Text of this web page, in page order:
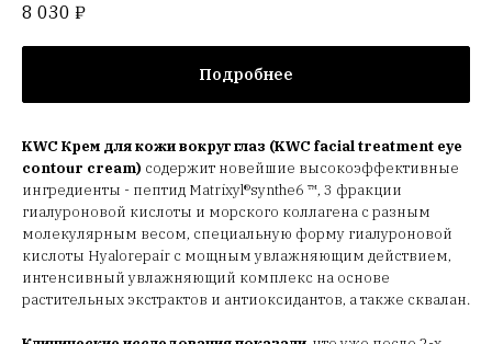
8 030 ₽
Подробнее
KWC Крем для кожи вокруг глаз (KWC facial treatment eye
contour cream) содержит новейшие высокоэффективные
ингредиенты - пептид Matrixyl®synthe6 ™, 3 фракции
гиалуроновой кислоты и морского коллагена с разным
молекулярным весом, специальную форму гиалуроновой
кислоты Hyalorepair c мощным увлажняющим действием,
интенсивный увлажняющий комплекс на основе
растительных экстрактов и антиоксидантов, а также сквалан.